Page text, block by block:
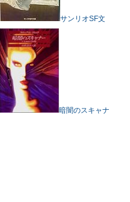
サンリオSF文
暗闇のスキャナ